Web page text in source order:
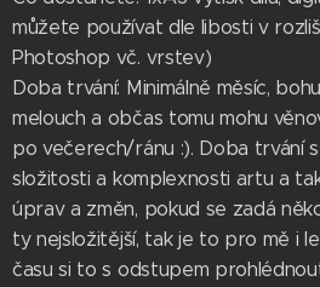
můžete používat dle libosti v
Photoshop vč. vrstev)
Doba trvání: Minimálně měsíc,
melouch a občas tomu mohu
po večerech/ránu :). Doba trvání
složitosti a komplexnosti artu a
úprav a změn, pokud se zadá
ty nejsložitější, tak je to pro mě i
času si to s odstupem